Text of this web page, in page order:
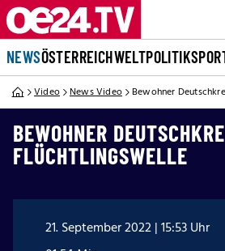
NEWSÖSTERREICHWELTPOLITIK
Video News Video Bewohner
BEWOHNER
FLÜCHTLINGSWELLE
21. September 2022 | 15:53 Uhr